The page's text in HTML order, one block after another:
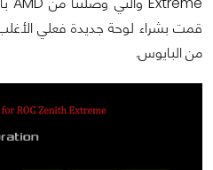
قمت بشراء لوحة جديدة فعلي
من البايوس.